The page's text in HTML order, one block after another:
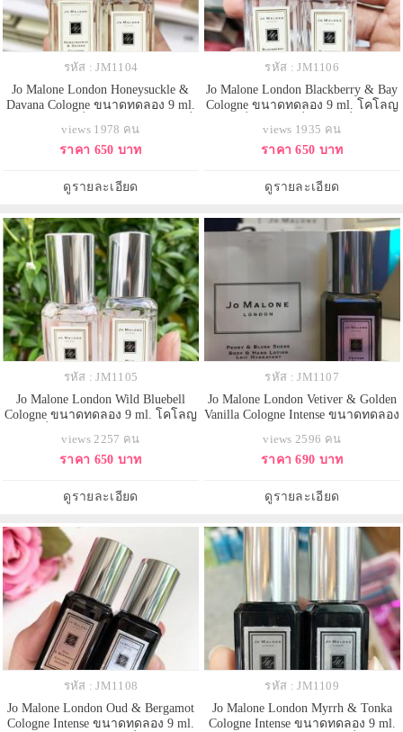
รหัส : JM1104
Jo Malone London Honeysuckle &
Davana Cologne ขนาดทดลอง 9 ml.
ได้นำฮันนี่ซักเคิลหรือดอกสายน้ำผึ้ง
ดอกไม้สัญลักษณ์ของประเทศอังกฤษ
ชนบทของอังกฤษ ล่องลอย ชวนฝัน
และยิ่งทวีความเย้ายว
views 1978 คน
ราคา 650 บาท
ดูรายละเอียด
รหัส : JM1106
Jo Malone London Blackberry & Bay
Cologne ขนาดทดลอง 9 ml. โคโลญ
จากจินตนาการในวัยเด็กกับช่วง
เวลาที่สิ่งเล่นในทุ่งกว้างและเก็บผล
ยวน ชุ่มฉ่ำของทาร์ตเบอร์รี่ คละ
เคล้ากับความหอ
views 1935 คน
ราคา 650 บาท
ดูรายละเอียด
รหัส : JM1105
Jo Malone London Wild Bluebell
Cologne ขนาดทดลอง 9 ml. โคโลญ
หอมหวานของสาวชวนฝันเกิน
จินตนาการ สดชื่นและส่องประกาย
สร้างความประทับใจตราบนานเท่า
นาน ที่บอกเล่าเรื่องราวความหอมที่
views 2257 คน
ราคา 650 บาท
ดูรายละเอียด
รหัส : JM1107
Jo Malone London Vetiver & Golden
Vanilla Cologne Intense ขนาดทดลอง
แรกด้วยกลิ่นหอมเย็นของกระวาน ที่
ผสานไปกับความสดชื่นจาก ชา
วานิลลา เบอร์เบิน
views 2596 คน
ราคา 690 บาท
ดูรายละเอียด
รหัส : JM1108
Jo Malone London Oud & Bergamot
Cologne Intense ขนาดทดลอง 9 ml.
รหัส : JM1109
Jo Malone London Myrrh & Tonka
Cologne Intense ขนาดทดลอง 9 ml.